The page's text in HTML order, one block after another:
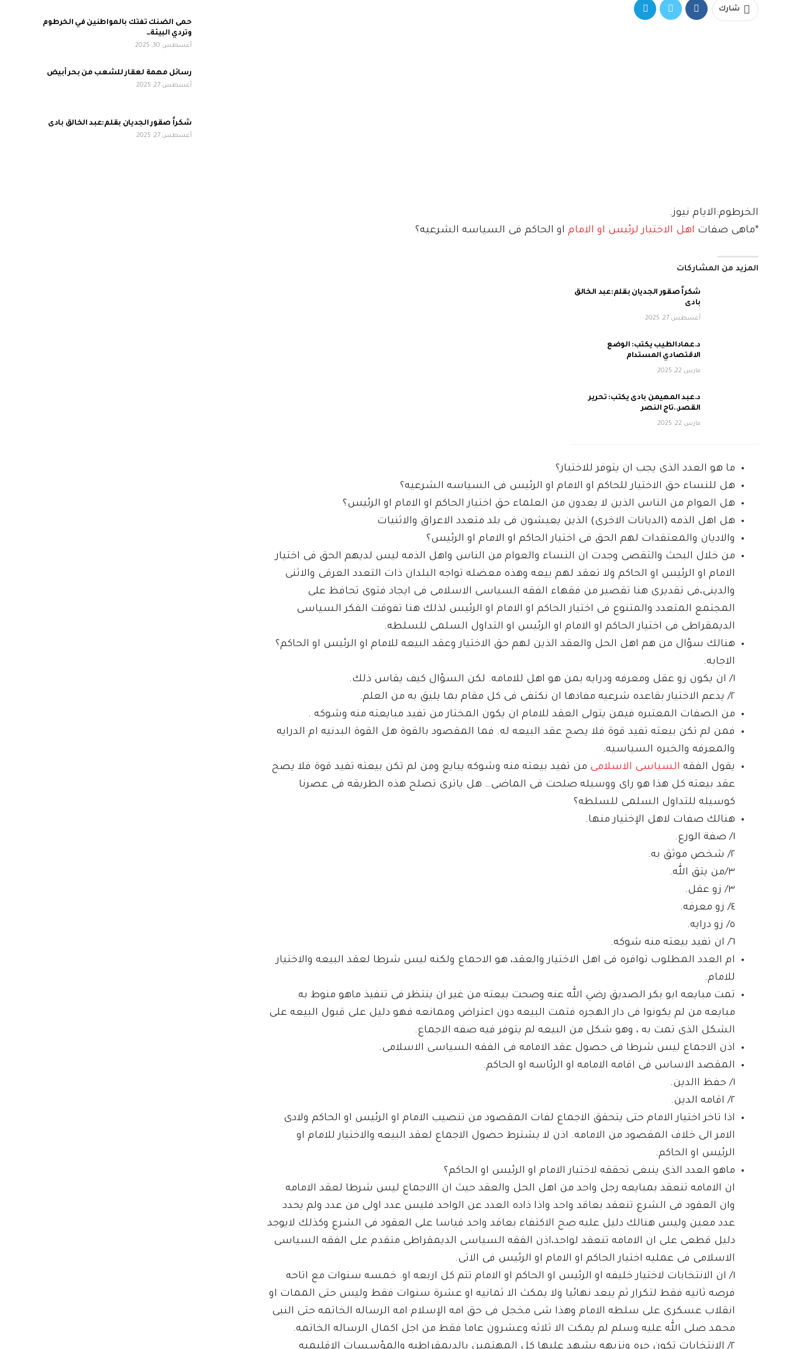
شارك
الخرطوم:الايام نيوز.
*ماهى صفات اهل الاختيار لرئيس او الامام او الحاكم فى السياسه الشرعيه؟
المزيد من المشاركات
شكراً صقور الجديان بقلم:عبد الخالق
بادى
أغسطس 27, 2025
د.عمادالطيب يكتب: الوضع
الاقتصادي المستدام
مارس 22, 2025
د.عبد المهيمن بادى يكتب: تحرير
القصر..تاج النصر
مارس 22, 2025
ما هو العدد الذى يجب ان يتوفر للاختبار؟
هل للنساء حق الاختيار للحاكم او الامام او الرئيس فى السياسه الشرعيه؟
هل العوام من الناس الذين لا يعدون من العلماء حق اختيار الحاكم او الامام او الرئيس؟
هل اهل الذمه (الديانات الاخرى) الذين يعيشون فى بلد متعدد الاعراق والاثنيات
والاديان والمعتقدات لهم الحق فى اختيار الحاكم او الامام او الرئيس؟
من خلال البحث والتقصى وجدت ان النساء والعوام من الناس واهل الذمه ليس لديهم الحق فى اختيار
الامام او الرئيس او الحاكم ولا تعقد لهم بيعه وهذه معضله تواجه البلدان ذات التعدد العرقى والاثنى
والدينى،فى تقديرى هنا تقصير من فقهاء الفقه السياسى الاسلامى فى ايجاد فتوى تحافظ على
المجتمع المتعدد والمتنوع فى اختيار الحاكم او الامام او الرئيس لذلك هنا تفوقت الفكر السياسى
الديمقراطى فى اختيار الحاكم او الامام او الرئيس او التداول السلمى للسلطه.
هنالك سؤال من هم اهل الحل والعقد الذين لهم حق الاختيار وعقد البيعه للامام او الرئيس او الحاكم؟
الاجابه.
١/ ان يكون زو عقل ومعرفه ودرايه بمن هو اهل للامامه. لكن السؤال كيف يقاس ذلك.
٢/ يدعم الاختيار بقاعده شرعيه مفادها ان نكتفى فى كل مقام بما يليق به من العلم.
من الصفات المعتبره فيمن يتولى العقد للامام ان يكون المختار من تفيد مبايعته منه وشوكه .
فمن لم تكن بيعته تفيد قوة فلا يصح عقد البيعه له. فما المقصود بالقوة هل القوة البدنيه ام الدرايه
والمعرفه والخبره السياسيه.
يقول الفقه السياسى الاسلامى من تفيد بيعته منه وشوكه يبايع ومن لم تكن بيعته تفيد قوة فلا يصح
عقد بيعته كل هذا هو راى ووسيله صلحت فى الماضى… هل ياترى تصلح هذه الطريقه فى عصرنا
كوسيله للتداول السلمى للسلطه؟
هنالك صفات لاهل الإختيار منها.
١/ صفة الورع.
٢/ شخص موثق به.
٣/من يتق الله.
٣/ زو عقل.
٤/ زو معرفه.
٥/ زو درايه.
٦/ ان تفيد بيعته منه شوكه.
ام العدد المطلوب توافره فى اهل الاختيار والعقد، هو الاحماع ولكنه ليس شرطا لعقد البيعه والاختيار
للامام.
تمت مبايعه ابو بكر الصديق رضي الله عنه وصحت بيعته من غير ان ينتظر فى تنفيذ ماهو منوط به
مبايعه من لم يكونوا فى دار الهجره فتمت البيعه دون اعتراض وممانعه فهو دليل على قبول البيعه على
الشكل الذى تمت به ، وهو شكل من البيعه لم يتوفر فيه صفه الاجماع.
اذن الاجماع ليس شرطا فى حصول عقد الامامه فى الفقه السياسى الاسلامى.
المقصد الاساس فى اقامه الامامه او الرئاسه او الحاكم.
١/ حفظ االدين.
٢/ اقامه الدين.
اذا تاخر اختيار الامام حتى يتحقق الاجماع لفات المقصود من تنصيب الامام او الرئيس او الحاكم ولادى
الامر الى خلاف المقصود من الامامه. اذن لا يشترط حصول الاجماع لعقد البيعه والاختيار للامام او
الرئيس او الحاكم.
ماهو العدد الذى ينبغى تحققه لاختيار الامام او الرئيس او الحاكم؟
ان الامامه تنعقد بمبايعه رجل واحد من اهل الحل والعقد حيث ان االاجماع ليس شرطا لعقد الامامه
وان العقود فى الشرع تنعقد بعاقد واحد واذا ذاده العدد عن الواحد فليس عدد اولى من عدد ولم يحدد
عدد معين وليس هنالك دليل عليه صح الاكتفاء بعاقد واحد قياسا على العقود فى الشرع وكذلك لايوجد
دليل قطعى على ان الامامه تنعقد لواحد،اذن الفقه السياسى الديمقراطى متقدم على الفقه السياسى
الاسلامى فى عمليه اختيار الحاكم او الامام او الرئيس فى الاتى.
١/ ان الانتخابات لاختيار خليفه او الرئيس او الحاكم او الامام تتم كل اربعه او. خمسه سنوات مع اتاحه
فرصه ثانيه فقط لتكرار ثم يبعد نهائيا ولا يمكث الا ثمانيه او عشرة سنوات فقط وليس حتى الممات او
انقلاب عسكرى على سلطه الامام وهذا شى مخجل فى حق امه الإسلام امه الرساله الخاتمه حتى النبى
محمد صلى الله عليه وسلم لم يمكت الا ثلاثه وعشرون عاما فقط من اجل اكمال الرساله الخاتمه.
حمى الضنك تفتك بالمواطنين في الخرطوم
وتردي البيئة…
أغسطس 30, 2025
رسائل مهمة لعقار للشعب من بحر أبيض
أغسطس 27, 2025
شكراً صقور الجديان بقلم:عبد الخالق بادى
أغسطس 27, 2025